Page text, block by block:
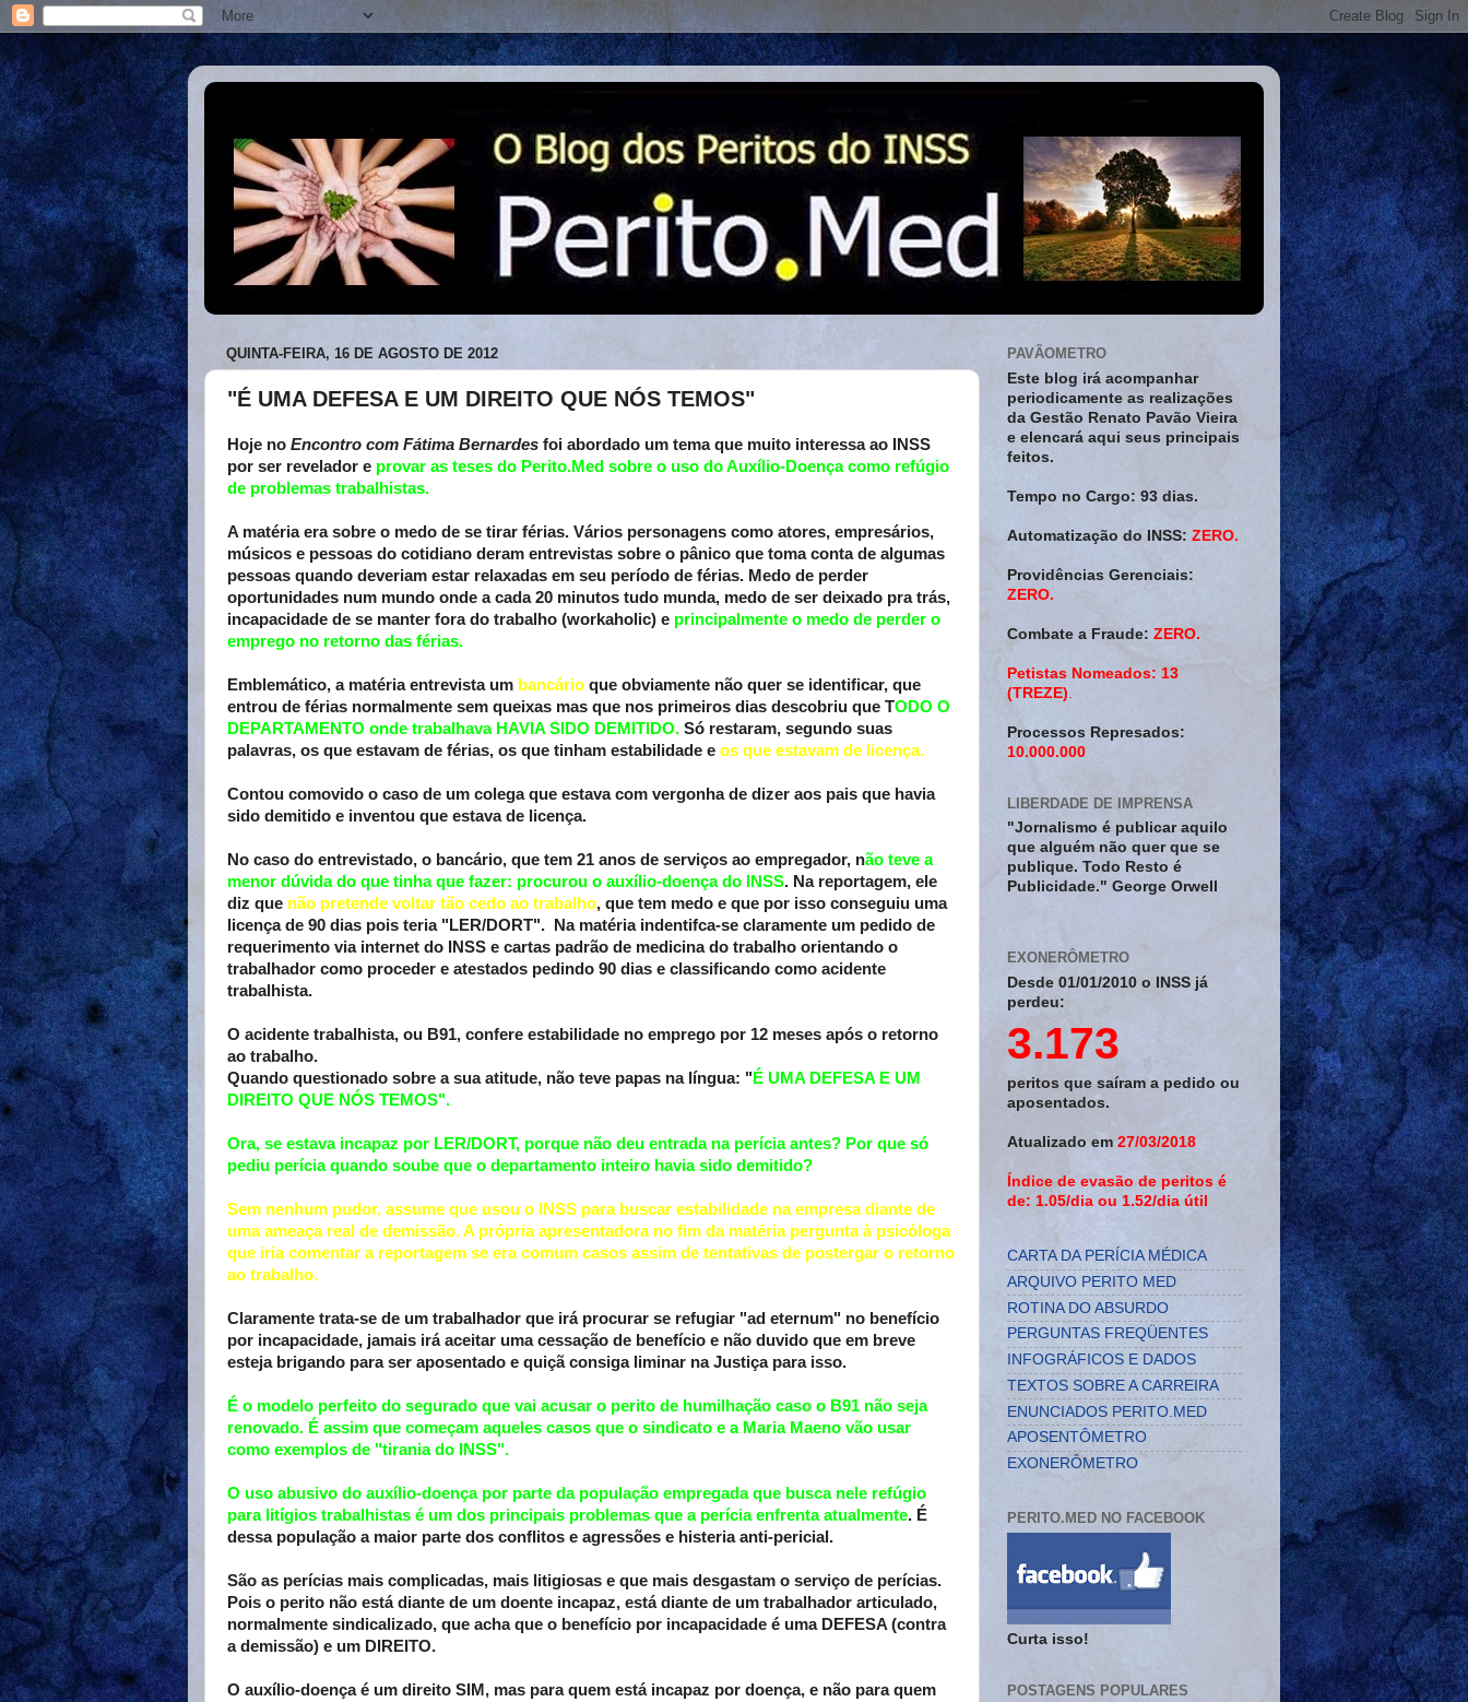
QUINTA-FEIRA, 16 DE AGOSTO DE 2012
"É UMA DEFESA E UM DIREITO QUE NÓS TEMOS"
Hoje no Encontro com Fátima Bernardes foi abordado um tema que muito interessa ao INSS
por ser revelador e provar as teses do Perito.Med sobre o uso do Auxílio-Doença como refúgio
de problemas trabalhistas.
A matéria era sobre o medo de se tirar férias. Vários personagens como atores, empresários,
músicos e pessoas do cotidiano deram entrevistas sobre o pânico que toma conta de algumas
pessoas quando deveriam estar relaxadas em seu período de férias. Medo de perder
oportunidades num mundo onde a cada 20 minutos tudo munda, medo de ser deixado pra trás,
incapacidade de se manter fora do trabalho (workaholic) e principalmente o medo de perder o
emprego no retorno das férias.
Emblemático, a matéria entrevista um bancário que obviamente não quer se identificar, que
entrou de férias normalmente sem queixas mas que nos primeiros dias descobriu que TODO O
DEPARTAMENTO onde trabalhava HAVIA SIDO DEMITIDO. Só restaram, segundo suas
palavras, os que estavam de férias, os que tinham estabilidade e os que estavam de licença.
Contou comovido o caso de um colega que estava com vergonha de dizer aos pais que havia
sido demitido e inventou que estava de licença.
No caso do entrevistado, o bancário, que tem 21 anos de serviços ao empregador, não teve a
menor dúvida do que tinha que fazer: procurou o auxílio-doença do INSS. Na reportagem, ele
diz que não pretende voltar tão cedo ao trabalho, que tem medo e que por isso conseguiu uma
licença de 90 dias pois teria "LER/DORT". Na matéria indentifca-se claramente um pedido de
requerimento via internet do INSS e cartas padrão de medicina do trabalho orientando o
trabalhador como proceder e atestados pedindo 90 dias e classificando como acidente
trabalhista.
O acidente trabalhista, ou B91, confere estabilidade no emprego por 12 meses após o retorno
ao trabalho.
Quando questionado sobre a sua atitude, não teve papas na língua: " É UMA DEFESA E UM
DIREITO QUE NÓS TEMOS".
Ora, se estava incapaz por LER/DORT, porque não deu entrada na perícia antes? Por que só
pediu perícia quando soube que o departamento inteiro havia sido demitido?
Sem nenhum pudor, assume que usou o INSS para buscar estabilidade na empresa diante de
uma ameaça real de demissão. A própria apresentadora no fim da matéria pergunta à psicóloga
que iria comentar a reportagem se era comum casos assim de tentativas de postergar o retorno
ao trabalho.
Claramente trata-se de um trabalhador que irá procurar se refugiar "ad eternum" no benefício
por incapacidade, jamais irá aceitar uma cessação de benefício e não duvido que em breve
esteja brigando para ser aposentado e quiçã consiga liminar na Justiça para isso.
É o modelo perfeito do segurado que vai acusar o perito de humilhação caso o B91 não seja
renovado. É assim que começam aqueles casos que o sindicato e a Maria Maeno vão usar
como exemplos de "tirania do INSS".
O uso abusivo do auxílio-doença por parte da população empregada que busca nele refúgio
para litígios trabalhistas é um dos principais problemas que a perícia enfrenta atualmente. É
dessa população a maior parte dos conflitos e agressões e histeria anti-pericial.
São as perícias mais complicadas, mais litigiosas e que mais desgastam o serviço de perícias.
Pois o perito não está diante de um doente incapaz, está diante de um trabalhador articulado,
normalmente sindicalizado, que acha que o benefício por incapacidade é uma DEFESA (contra
a demissão) e um DIREITO.
O auxílio-doença é um direito SIM, mas para quem está incapaz por doença, e não para quem
PAVÃOMETRO
Este blog irá acompanhar
periodicamente as realizações
da Gestão Renato Pavão Vieira
e elencará aqui seus principais
feitos.
Tempo no Cargo: 93 dias.
Automatização do INSS: ZERO.
Providências Gerenciais:
ZERO.
Combate a Fraude: ZERO.
Petistas Nomeados: 13
(TREZE)
Processos Represados:
10.000.000
LIBERDADE DE IMPRENSA
"Jornalismo é publicar aquilo
que alguém não quer que se
publique. Todo Resto é
Publicidade." George Orwell
EXONERÔMETRO
Desde 01/01/2010 o INSS já
perdeu:
3.173
peritos que saíram a pedido ou
aposentados.
Atualizado em 27/03/2018
Índice de evasão de peritos é
de: 1.05/dia ou 1.52/dia útil
CARTA DA PERÍCIA MÉDICA
ARQUIVO PERITO MED
ROTINA DO ABSURDO
PERGUNTAS FREQÜENTES
INFOGRÁFICOS E DADOS
TEXTOS SOBRE A CARREIRA
ENUNCIADOS PERITO.MED
APOSENTÔMETRO
EXONERÔMETRO
PERITO.MED NO FACEBOOK
Curta isso!
POSTAGENS POPULARES